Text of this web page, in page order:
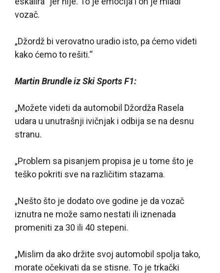
vozač.
„Džordž bi verovatno uradio isto, pa ćemo videti
kako ćemo to rešiti.“
Martin Brundle iz Ski Sports F1:
„Možete videti da automobil Džordža Rasela
udara u unutrašnji ivičnjak i odbija se na desnu
stranu.
„Problem sa pisanjem propisa je u tome što je
teško pokriti sve na različitim stazama.
„Nešto što je dodato ove godine je da vozač
iznutra ne može samo nestati ili iznenada
promeniti za 30 ili 40 stepeni.
„Mislim da ako držite svoj automobil spolja tako,
morate očekivati da se stisne. To je trkački